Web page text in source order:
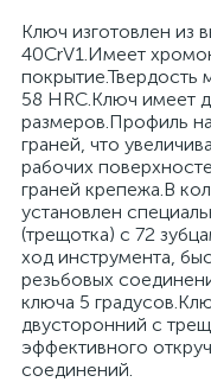
Ключ изготовлен из
40CrV1.Имеет
покрытие.Твердость
58 HRС.Ключ имеет
размеров.Профиль
граней, что
рабочих
граней крепежа.В
установлен
(трещотка) с 72
ход инструмента,
резьбовых
ключа 5
двусторонний с
эффективного
соединений.